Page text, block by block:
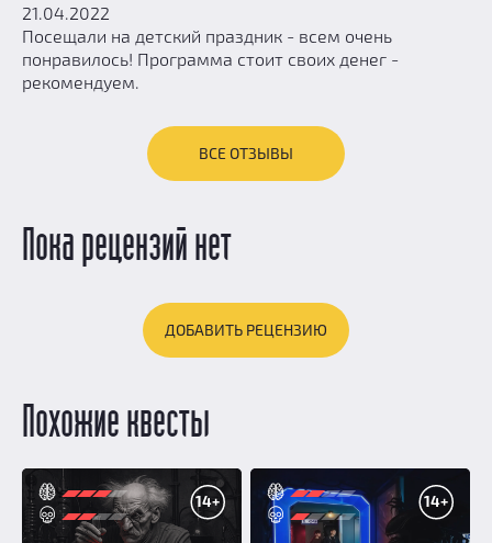
21.04.2022
Посещали на детский праздник - всем очень
понравилось! Программа стоит своих денег -
рекомендуем.
ВСЕ ОТЗЫВЫ
Пока рецензий нет
ДОБАВИТЬ РЕЦЕНЗИЮ
Похожие квесты
14+ 14+